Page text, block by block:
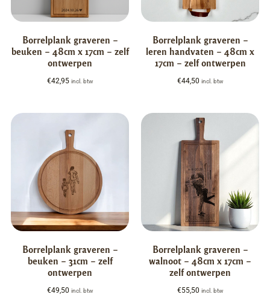
Borrelplank graveren –
beuken – 48cm x 17cm – zelf
ontwerpen
€42,95 incl. btw
Borrelplank graveren –
leren handvaten – 48cm x
17cm – zelf ontwerpen
€44,50 incl. btw
Borrelplank graveren –
beuken – 31cm – zelf
ontwerpen
€49,50 incl. btw
Borrelplank graveren –
walnoot – 48cm x 17cm –
zelf ontwerpen
€55,50 incl. btw